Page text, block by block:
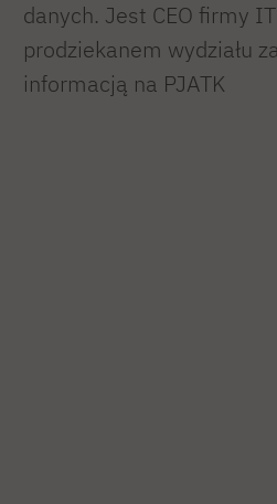
danych. Jest CEO firmy
prodziekanem wydziału
informacją na PJATK